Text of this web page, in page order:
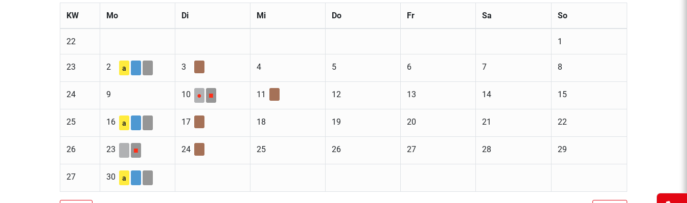
KW Mo Di Mi Do Fr Sa So
22 1
23 2 a 3 4 5 6 7 8
24 9 10 ● ■ 11 12 13 14 15
25 16 a 17 18 19 20 21 22
26 23 ■ 24 25 26 27 28 29
27 30 a